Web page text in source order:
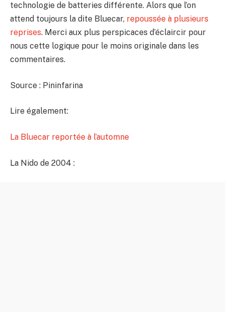
technologie de batteries différente. Alors que l’on
attend toujours la dite Bluecar, repoussée à plusieurs
reprises. Merci aux plus perspicaces d’éclaircir pour
nous cette logique pour le moins originale dans les
commentaires.
Source : Pininfarina
Lire également:
La Bluecar reportée à l’automne
La Nido de 2004 :